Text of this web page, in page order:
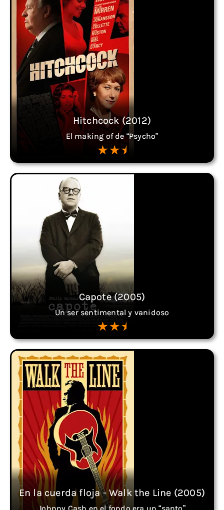
Hitchcock (2012)
El making of de “Psycho”
Capote (2005)
Un ser sentimental y vanidoso
En la cuerda floja - Walk the Line (2005)